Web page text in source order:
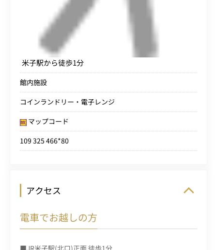
米子駅から徒歩1分
館内施設
コインランドリー・電子レンジ
マップコード
109 325 466*80
アクセス
電車でお越しの方